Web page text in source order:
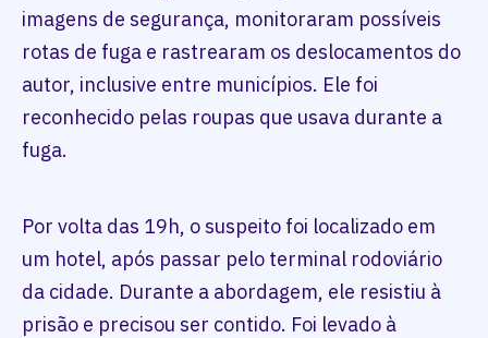
imagens de segurança, monitoraram possíveis
rotas de fuga e rastrearam os deslocamentos do
autor, inclusive entre municípios. Ele foi
reconhecido pelas roupas que usava durante a
fuga.
Por volta das 19h, o suspeito foi localizado em
um hotel, após passar pelo terminal rodoviário
da cidade. Durante a abordagem, ele resistiu à
prisão e precisou ser contido. Foi levado à